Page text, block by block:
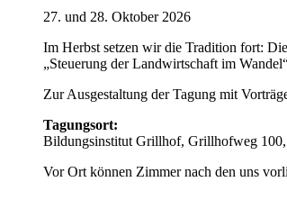
27. und 28. Oktober 2026
Im Herbst setzen wir die Tradition fort:
„Steuerung der Landwirtschaft im
Zur Ausgestaltung der Tagung mit
Tagungsort:
Bildungsinstitut Grillhof, Grillhofweg
Vor Ort können Zimmer nach den uns